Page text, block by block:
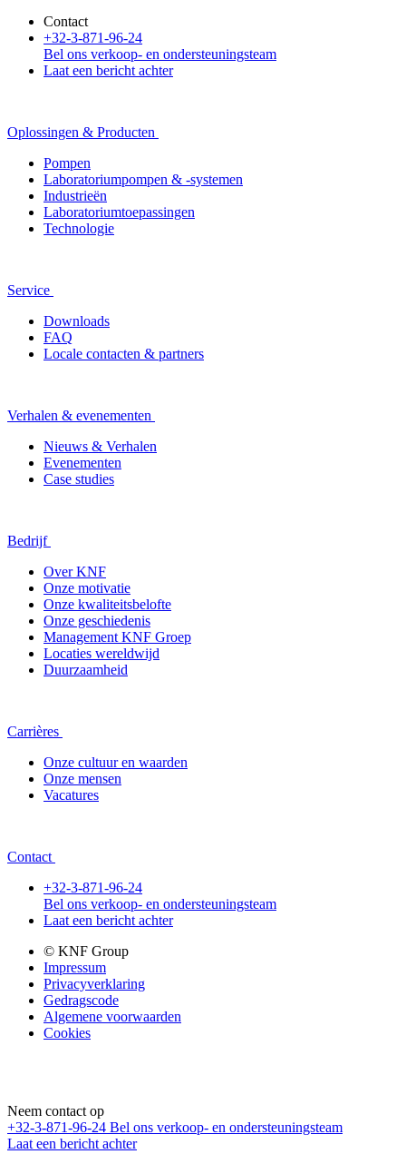
Contact
+32-3-871-96-24
Bel ons verkoop- en ondersteuningsteam
Laat een bericht achter
Oplossingen & Producten
Pompen
Laboratoriumpompen & -systemen
Industrieën
Laboratoriumtoepassingen
Technologie
Service
Downloads
FAQ
Locale contacten & partners
Verhalen & evenementen
Nieuws & Verhalen
Evenementen
Case studies
Bedrijf
Over KNF
Onze motivatie
Onze kwaliteitsbelofte
Onze geschiedenis
Management KNF Groep
Locaties wereldwijd
Duurzaamheid
Carrières
Onze cultuur en waarden
Onze mensen
Vacatures
Contact
+32-3-871-96-24
Bel ons verkoop- en ondersteuningsteam
Laat een bericht achter
© KNF Group
Impressum
Privacyverklaring
Gedragscode
Algemene voorwaarden
Cookies
Neem contact op
+32-3-871-96-24 Bel ons verkoop- en ondersteuningsteam
Laat een bericht achter